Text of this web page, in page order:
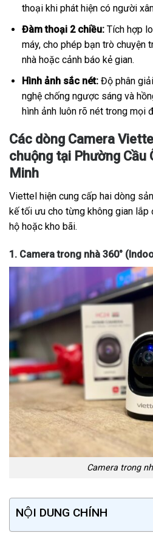
thoại khi phát hiện có người
Đàm thoại 2 chiều:Tích hợp
máy, cho phép bạn trò chuyện
nhà hoặc cảnh báo kẻ gian.
Hình ảnh sắc nét:Độ phân
nghệ chống ngược sáng và
hình ảnh luôn rõ nét trong mọi
Các dòng Camera
chuộng tại Phường Cầu
Minh
Viettel hiện cung cấp hai dòng
kế tối ưu cho từng không gian lắp
hộ hoặc kho bãi.
1. Camera trong nhà 360°
Camera trong
NỘI DUNG CHÍNH